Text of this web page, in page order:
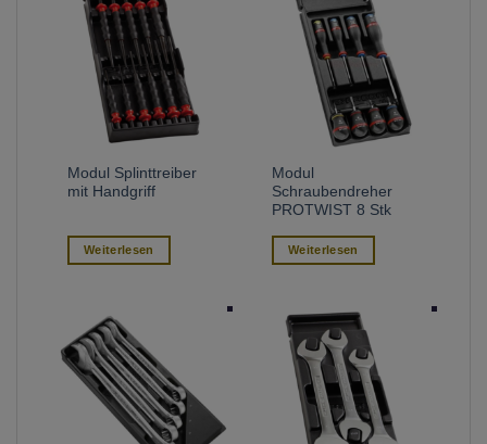
Modul Splinttreiber
mit Handgriff
Weiterlesen
Modul
Schraubendreher
PROTWIST 8 Stk
Weiterlesen